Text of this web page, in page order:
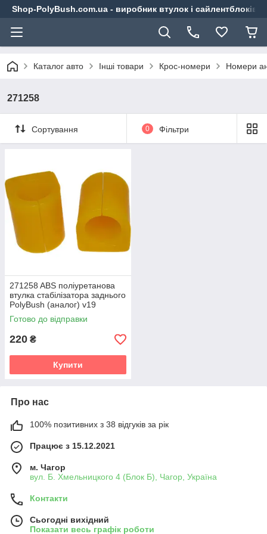
Shop-PolyBush.com.ua - виробник втулок і сайлентблоків
Каталог авто Інші товари Крос-номери Номери
271258
Сортування 0 Фільтри
271258 ABS поліуретанова
втулка стабілізатора заднього
PolyBush (аналог) v19
Готово до відправки
220 ₴
Купити
Про нас
100% позитивних з 38 відгуків за рік
Працює з 15.12.2021
м. Чагор
вул. Б. Хмельницкого 4 (Блок Б), Чагор, Україна
Контакти
Сьогодні вихідний
Показати весь графік роботи